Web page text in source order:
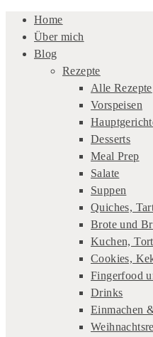
Home
Über mich
Blog
Rezepte
Alle Rezepte
Vorspeisen
Desserts
Meal Prep
Salate
Suppen
Quiches,
Brote und
Kuchen,
Cookies,
Fingerfood
Drinks
Einmachen